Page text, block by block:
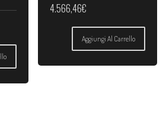
4.566,46€
Aggiungi Al Carrello